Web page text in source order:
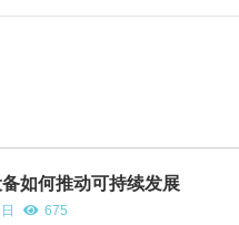
如何推动可持续发展
675